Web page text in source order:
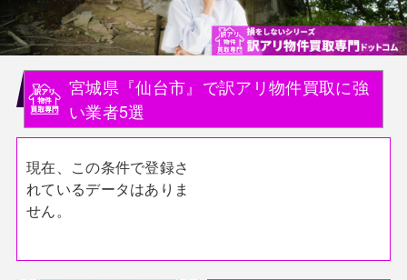
宮城県『仙台市』で訳アリ物件買取に強
い業者5選
現在、この条件で登録さ
れているデータはありま
せん。